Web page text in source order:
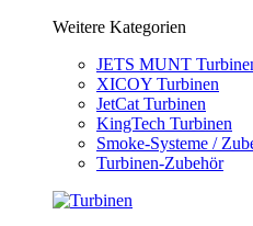
Weitere Kategorien
JETS MUNT
XICOY Turbinen
JetCat Turbinen
KingTech Turbinen
Smoke-Systeme /
Turbinen-Zubehör